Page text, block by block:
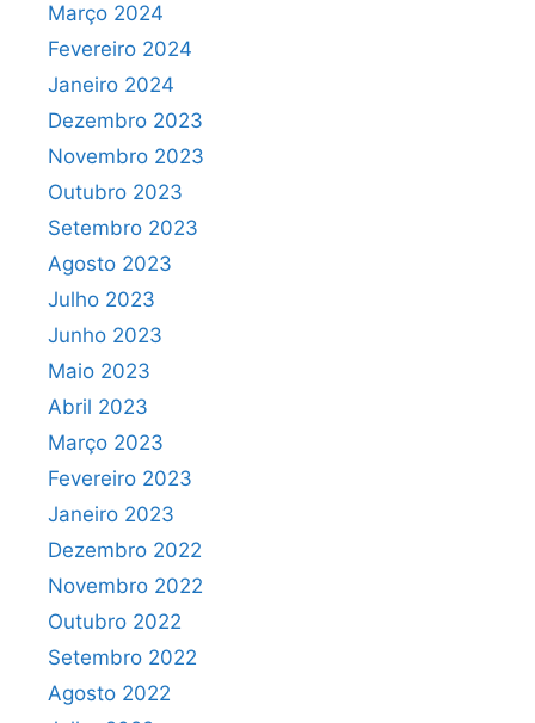
Março 2024
Fevereiro 2024
Janeiro 2024
Dezembro 2023
Novembro 2023
Outubro 2023
Setembro 2023
Agosto 2023
Julho 2023
Junho 2023
Maio 2023
Abril 2023
Março 2023
Fevereiro 2023
Janeiro 2023
Dezembro 2022
Novembro 2022
Outubro 2022
Setembro 2022
Agosto 2022